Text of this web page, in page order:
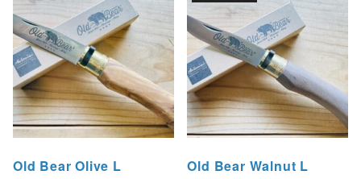
Old Bear Olive L Old Bear Walnut L